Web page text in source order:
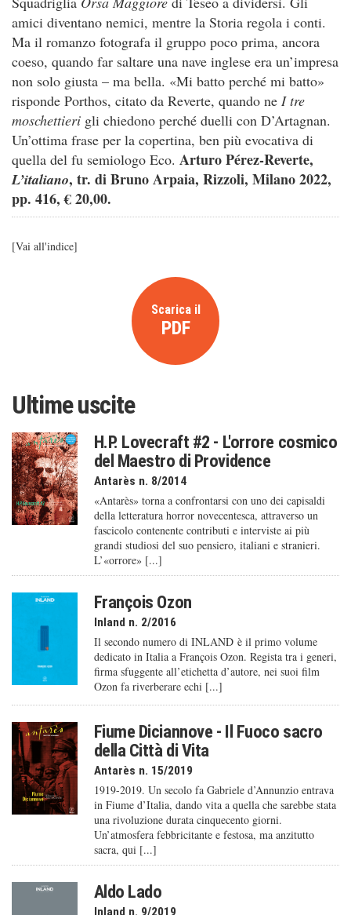
amici diventano nemici, mentre la Storia regola i conti.
Ma il romanzo fotografa il gruppo poco prima, ancora
coeso, quando far saltare una nave inglese era un’impresa
non solo giusta – ma bella. «Mi batto perché mi batto»
risponde Porthos, citato da Reverte, quando ne I tre
moschettieri gli chiedono perché duelli con D’Artagnan.
Un’ottima frase per la copertina, ben più evocativa di
quella del fu semiologo Eco. Arturo Pérez-Reverte,
L’italiano, tr. di Bruno Arpaia, Rizzoli, Milano 2022,
pp. 416, € 20,00.
[Vai all'indice]
Scarica il
PDF
Ultime uscite
H.P. Lovecraft #2 - L'orrore cosmico
del Maestro di Providence
Antarès n. 8/2014
«Antarès» torna a confrontarsi con uno dei capisaldi
della letteratura horror novecentesca, attraverso un
fascicolo contenente contributi e interviste ai più
grandi studiosi del suo pensiero, italiani e stranieri.
L’«orrore» [...]
François Ozon
Inland n. 2/2016
Il secondo numero di INLAND è il primo volume
dedicato in Italia a François Ozon. Regista tra i generi,
firma sfuggente all’etichetta d’autore, nei suoi film
Ozon fa riverberare echi [...]
Fiume Diciannove - Il Fuoco sacro
della Città di Vita
Antarès n. 15/2019
1919-2019. Un secolo fa Gabriele d’Annunzio entrava
in Fiume d’Italia, dando vita a quella che sarebbe stata
una rivoluzione durata cinquecento giorni.
Un’atmosfera febbricitante e festosa, ma anzitutto
sacra, qui [...]
Aldo Lado
Inland n. 9/2019